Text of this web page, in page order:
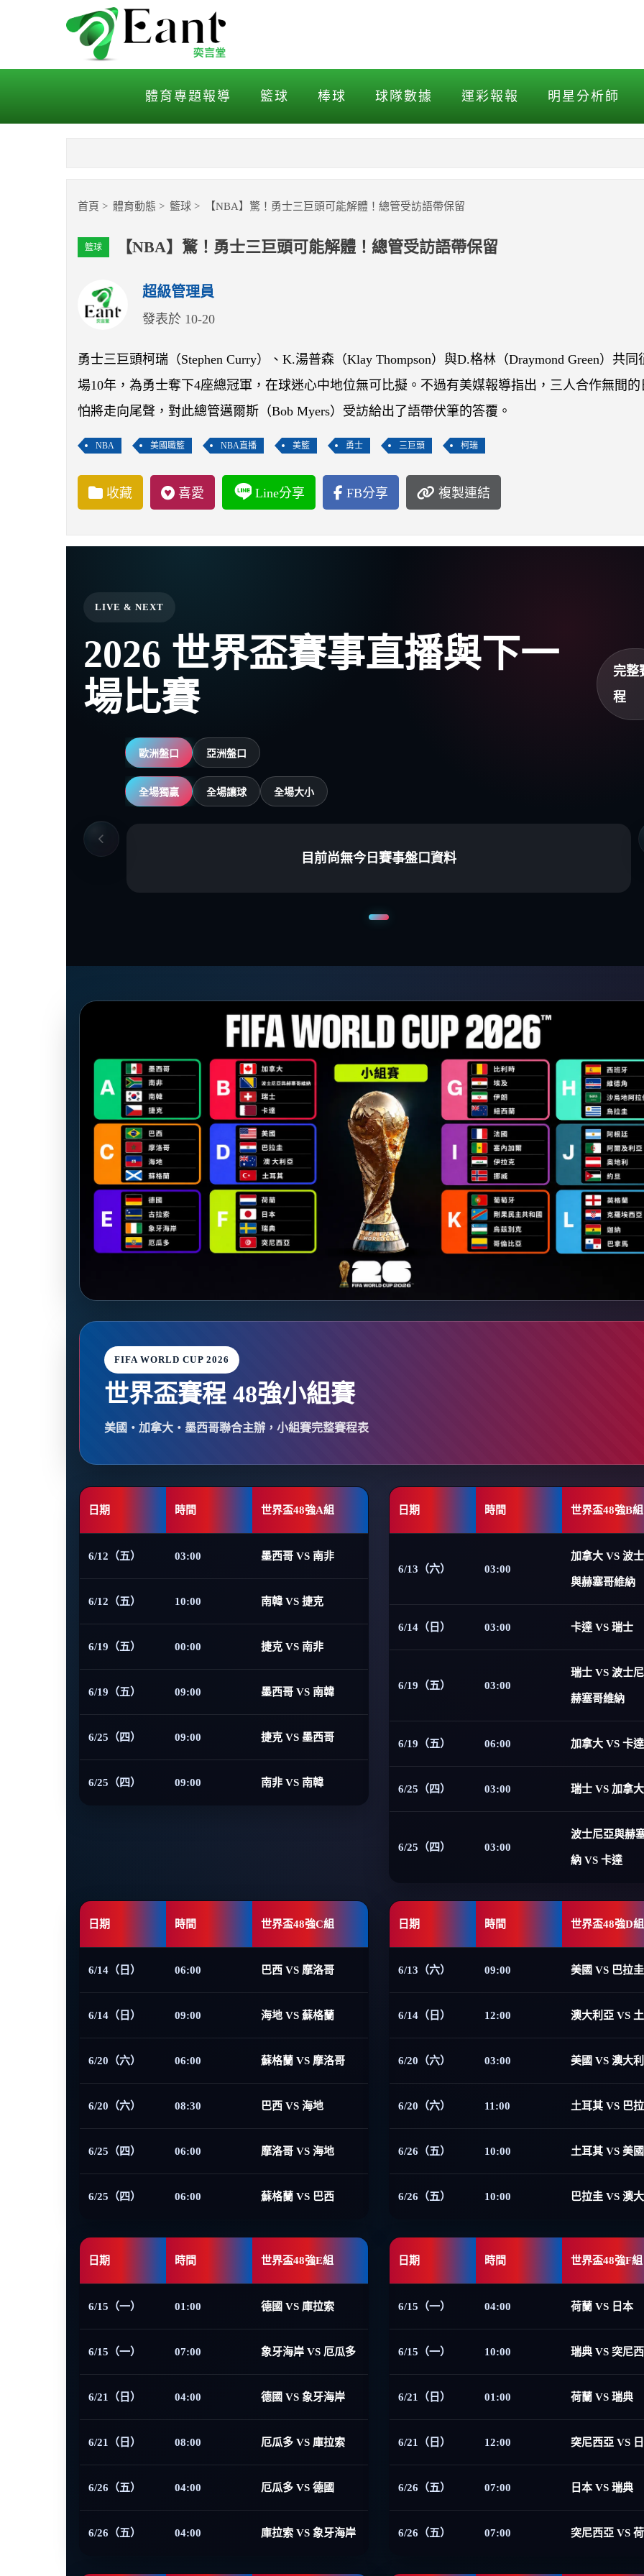
【NBA】驚！勇士三巨頭可能解體！總管受訪語帶保留
體育專題報導 籃球 棒球 球隊數據 運彩報報 明星分析師
首頁 體育動態 籃球 【NBA】驚！勇士三巨頭可能解體！總管受訪語帶保留
籃球 【NBA】驚！勇士三巨頭可能解體！總管受訪語帶保留
超級管理員
發表於 10-20
勇士三巨頭柯瑞（Stephen Curry）、K.湯普森（Klay Thompson）與D.格林（Draymond Green）共同
場10年，為勇士奪下4座總冠軍，在球迷心中地位無可比擬。不過有美媒報導指出，三人合作無間的
怕將走向尾聲，對此總管邁爾斯（Bob Myers）受訪給出了語帶伏筆的答覆。
NBA 美國職籃 NBA直播 美籃 勇士 三巨頭 柯瑞
收藏 喜愛 Line分享 FB分享 複製連結
LIVE & NEXT
2026 世界盃賽事直播與下一
場比賽
完整
程
歐洲盤口 亞洲盤口
全場獨贏 全場讓球 全場大小
目前尚無今日賽事盤口資料
FIFA WORLD CUP 2026
世界盃賽程 48強小組賽
美國・加拿大・墨西哥聯合主辦，小組賽完整賽程表
日期 時間 世界盃48強A組
6/12（五） 03:00 墨西哥 VS 南非
6/12（五） 10:00 南韓 VS 捷克
6/19（五） 00:00 捷克 VS 南非
6/19（五） 09:00 墨西哥 VS 南韓
6/25（四） 09:00 捷克 VS 墨西哥
6/25（四） 09:00 南非 VS 南韓
日期 時間 世界盃48強B組
6/13（六） 03:00
加拿大 VS 波
與赫塞哥維納
6/14（日） 03:00 卡達 VS 瑞士
6/19（五） 03:00
瑞士 VS 波士
赫塞哥維納
6/19（五） 06:00 加拿大 VS 卡達
6/25（四） 03:00 瑞士 VS 加拿大
6/25（四） 03:00
波士尼亞與赫
納 VS 卡達
日期 時間 世界盃48強C組
6/14（日） 06:00 巴西 VS 摩洛哥
6/14（日） 09:00 海地 VS 蘇格蘭
6/20（六） 06:00 蘇格蘭 VS 摩洛哥
6/20（六） 08:30 巴西 VS 海地
6/25（四） 06:00 摩洛哥 VS 海地
6/25（四） 06:00 蘇格蘭 VS 巴西
日期 時間 世界盃48強D組
6/13（六） 09:00 美國 VS 巴拉圭
6/14（日） 12:00 澳大利亞 VS
6/20（六） 03:00 美國 VS 澳大
6/20（六） 11:00 土耳其 VS 巴
6/26（五） 10:00 土耳其 VS 美國
6/26（五） 10:00 巴拉圭 VS 澳
日期 時間 世界盃48強E組
6/15（一） 01:00 德國 VS 庫拉索
6/15（一） 07:00 象牙海岸 VS 厄瓜多
6/21（日） 04:00 德國 VS 象牙海岸
6/21（日） 08:00 厄瓜多 VS 庫拉索
6/26（五） 04:00 厄瓜多 VS 德國
6/26（五） 04:00 庫拉索 VS 象牙海岸
日期 時間 世界盃48強F組
6/15（一） 04:00 荷蘭 VS 日本
6/15（一） 10:00 瑞典 VS 突尼
6/21（日） 01:00 荷蘭 VS 瑞典
6/21（日） 12:00 突尼西亞 VS
6/26（五） 07:00 日本 VS 瑞典
6/26（五） 07:00 突尼西亞 VS